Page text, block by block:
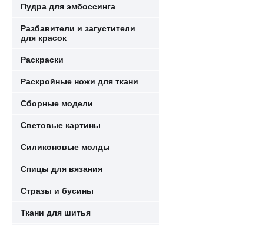
Пудра для эмбоссинга
Разбавители и загустители
для красок
Раскраски
Раскройные ножи для ткани
Сборные модели
Световые картины
Силиконовые молды
Спицы для вязания
Стразы и бусины
Ткани для шитья